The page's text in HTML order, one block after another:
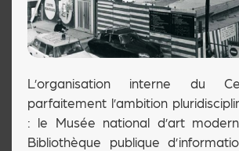
L’organisation interne du
parfaitement l’ambition
: le Musée national d’art
Bibliothèque publique